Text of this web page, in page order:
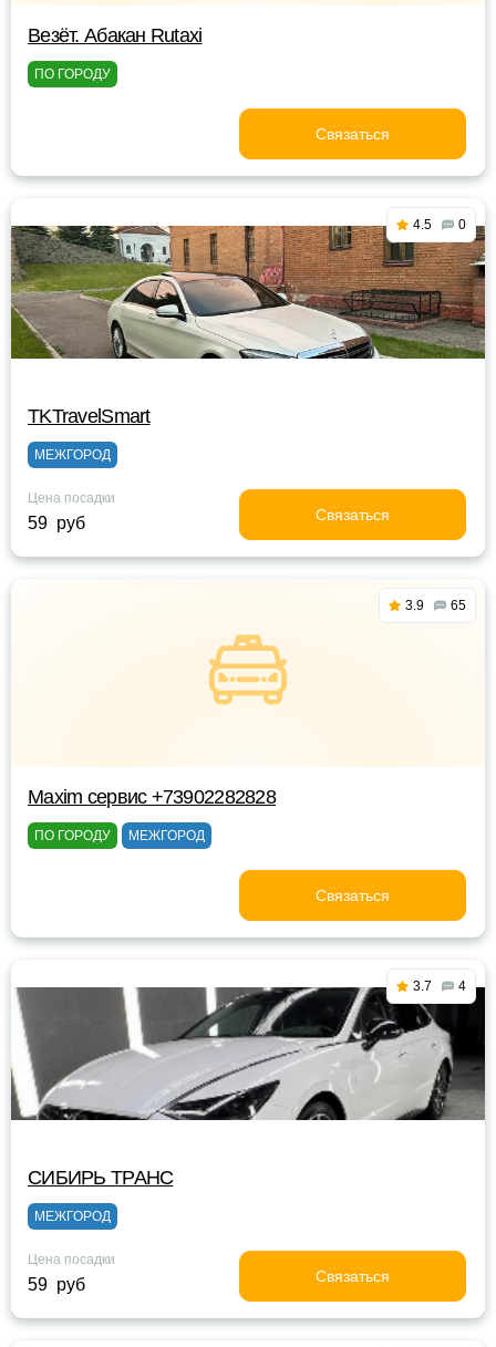
Везёт. Абакан Rutaxi
ПО ГОРОДУ
Связаться
4.5 0
TKTravelSmart
МЕЖГОРОД
Цена посадки
59 руб Связаться
3.9 65
Maxim сервис +73902282828
ПО ГОРОДУ МЕЖГОРОД
Связаться
3.7 4
СИБИРЬ ТРАНС
МЕЖГОРОД
Цена посадки
59 руб Связаться